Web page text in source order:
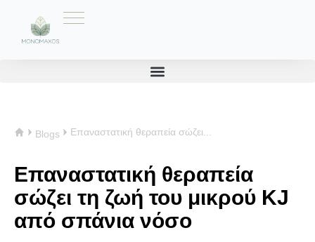
Blogs Επαναστατική θεραπεία σώζει...
Επαναστατική θεραπεία
σώζει τη ζωή του μικρού KJ
από σπάνια νόσο